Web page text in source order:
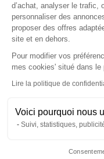
d’achat, analyser le trafic,
personnaliser des
proposer des offres
site et en dehors.
Pour modifier vos
mes cookies' situé dans le
Lire la politique de
Voici pourquoi nous
Suivi, statistiques,
commande reçue